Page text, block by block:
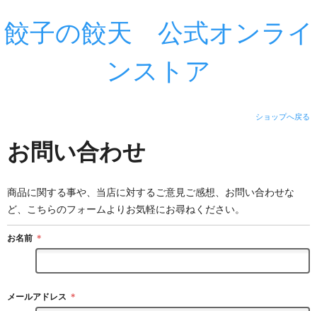
餃子の餃天 公式オンライ
ンストア
ショップへ戻る
お問い合わせ
商品に関する事や、当店に対するご意見ご感想、お問い合わせな
ど、こちらのフォームよりお気軽にお尋ねください。
お名前 ＊
メールアドレス ＊